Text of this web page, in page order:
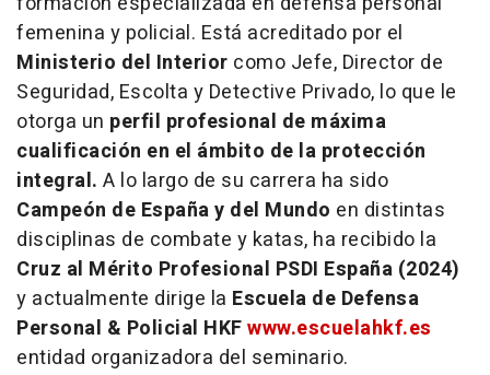
femenina y policial. Está acreditado por el
Ministerio del Interior como Jefe, Director de
Seguridad, Escolta y Detective Privado, lo que le
otorga un perfil profesional de máxima
cualificación en el ámbito de la protección
integral. A lo largo de su carrera ha sido
Campeón de España y del Mundo en distintas
disciplinas de combate y katas, ha recibido la
Cruz al Mérito Profesional PSDI España (2024)
y actualmente dirige la Escuela de Defensa
Personal & Policial HKFwww.escuelahkf.es
entidad organizadora del seminario.